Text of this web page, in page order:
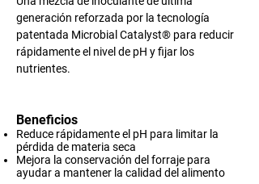
generación reforzada por la tecnología
patentada Microbial Catalyst® para reducir
rápidamente el nivel de pH y fijar los
nutrientes.​
Beneficios
Reduce rápidamente el pH para limitar la
pérdida de materia seca
Mejora la conservación del forraje para
ayudar a mantener la calidad del alimento